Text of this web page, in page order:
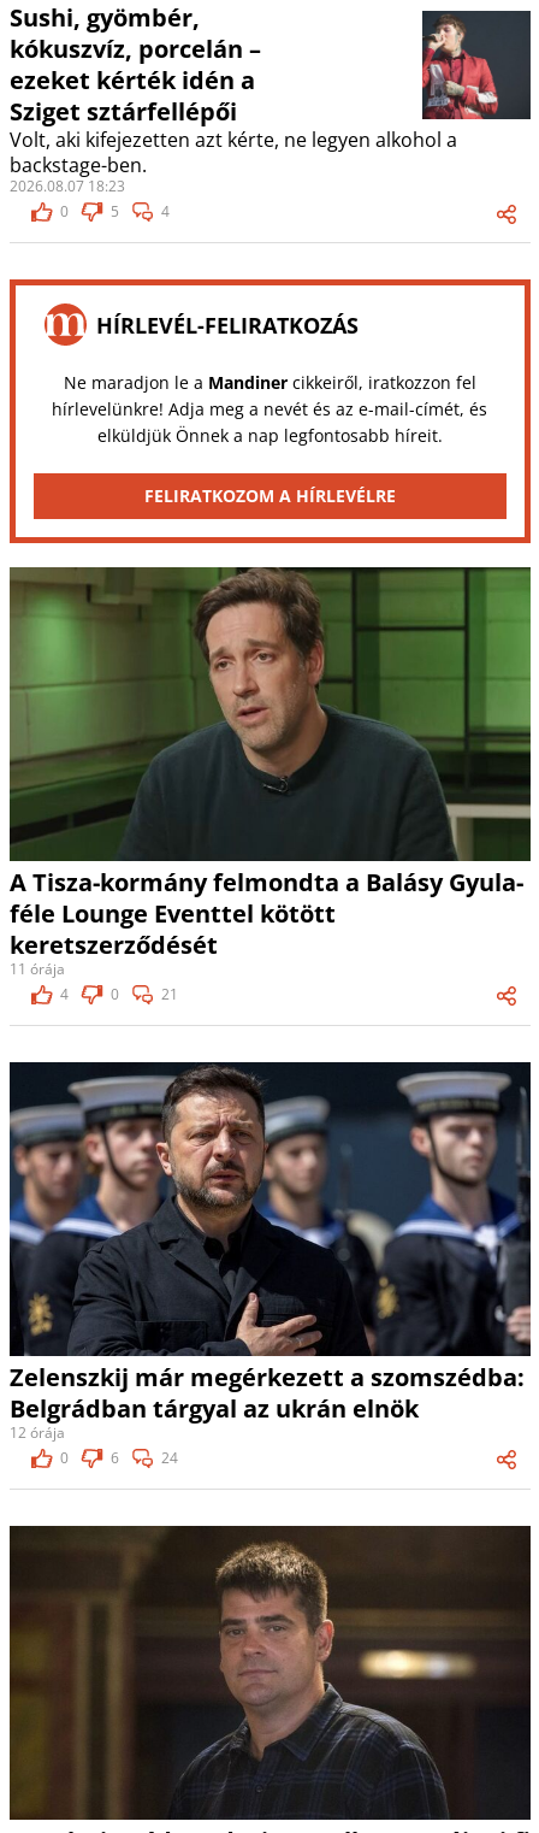
Sushi, gyömbér,
kókuszvíz, porcelán –
ezeket kérték idén a
Sziget sztárfellépői
Volt, aki kifejezetten azt kérte, ne legyen alkohol a
backstage-ben.
2026.08.07 18:23
0
5 4
HÍRLEVÉL-FELIRATKOZÁS
Ne maradjon le a Mandinercikkeiről, iratkozzon fel
hírlevelünkre! Adja meg a nevét és az e-mail-címét, és
elküldjük Önnek a nap legfontosabb híreit.
FELIRATKOZOM A HÍRLEVÉLRE
A Tisza-kormány felmondta a Balásy Gyula-
féle Lounge Eventtel kötött
keretszerződését
11 órája
4
0 21
Zelenszkij már megérkezett a szomszédba:
Belgrádban tárgyal az ukrán elnök
12 órája
0
6 24